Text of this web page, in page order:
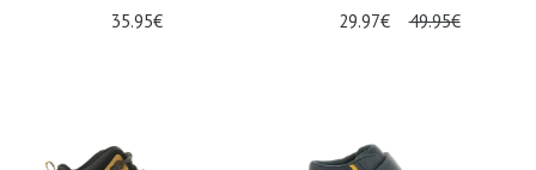
35.95€ 29.97€ 49.95€